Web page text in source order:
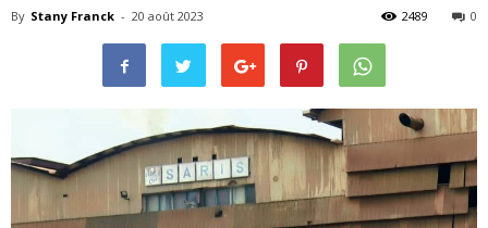
By Stany Franck - 20 août 2023 0
2489